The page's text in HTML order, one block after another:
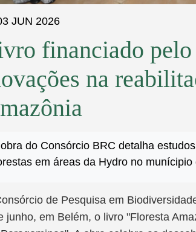
JUN 2026
financiado
na
do Consórcio BRC detalha
em áreas da Hydro no
de Pesquisa em
junho, em Belém, o livro "Floresta